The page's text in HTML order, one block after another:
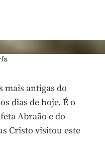
mais antigas do
dias de hoje. É o
Abraão e do
Cristo visitou este